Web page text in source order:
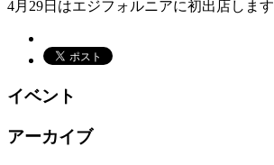
4月29日はエジフォルニアに初出店します
イベント
アーカイブ